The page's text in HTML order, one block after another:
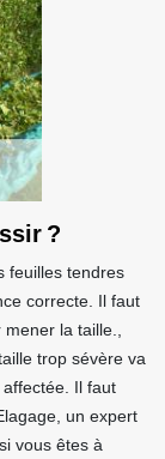
?
feuilles tendres
correcte. Il faut
la taille.,
trop sévère va
Il faut
un expert
vous êtes à